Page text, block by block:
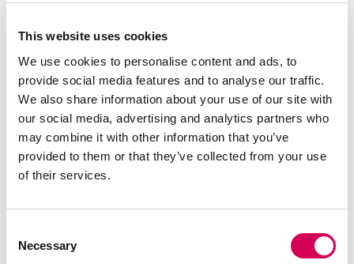
This website uses cookies
We use cookies to personalise content and ads, to
provide social media features and to analyse our traffic.
We also share information about your use of our site with
our social media, advertising and analytics partners who
may combine it with other information that you’ve
provided to them or that they’ve collected from your use
of their services.
Selection
Necessary